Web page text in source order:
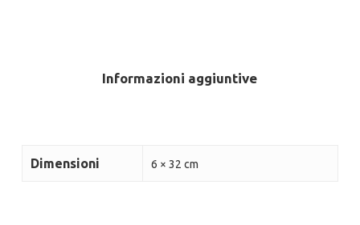
Informazioni aggiuntive
Dimensioni 6 × 32 cm